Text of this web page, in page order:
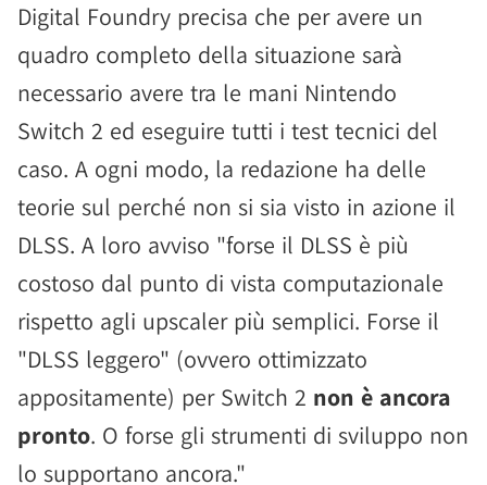
Digital Foundry precisa che per avere un
quadro completo della situazione sarà
necessario avere tra le mani Nintendo
Switch 2 ed eseguire tutti i test tecnici del
caso. A ogni modo, la redazione ha delle
teorie sul perché non si sia visto in azione il
DLSS. A loro avviso "forse il DLSS è più
costoso dal punto di vista computazionale
rispetto agli upscaler più semplici. Forse il
"DLSS leggero" (ovvero ottimizzato
appositamente) per Switch 2 non è ancora
pronto. O forse gli strumenti di sviluppo non
lo supportano ancora."